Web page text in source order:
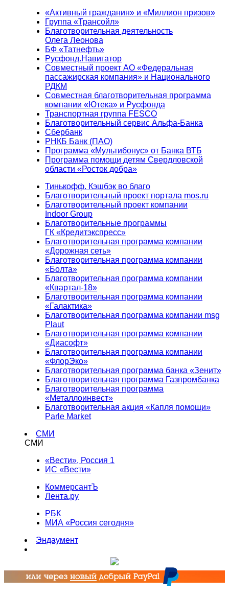
«Активный гражданин» и «Миллион призов»
Группа «Трансойл»
Благотворительная деятельность
Олега Леонова
БФ «Татнефть»
Русфонд.Навигатор
Совместный проект АО «Федеральная
пассажирская компания» и Национального
РДКМ
Совместная благотворительная программа
компании «Ютека» и Русфонда
Транспортная группа FESCO
Благотворительный сервис Альфа-Банка
Сбербанк
РНКБ Банк (ПАО)
Программа «Мультибонус» от Банка ВТБ
Программа помощи детям Свердловской
области «Росток добра»
Тинькофф. Кэшбэк во благо
Благотворительный проект портала mos.ru
Благотворительный проект компании
Indoor Group
Благотворительные программы
ГК «Кредитэкспресс»
Благотворительная программа компании
«Дорожная сеть»
Благотворительная программа компании
«Болта»
Благотворительная программа компании
«Квартал-18»
Благотворительная программа компании
«Галактика»
Благотворительная программа компании msg
Plaut
Благотворительная программа компании
«Диасофт»
Благотворительная программа компании
«ФлорЭко»
Благотворительная программа банка «Зенит»
Благотворительная программа Газпромбанка
Благотворительная программа
«Металлоинвест»
Благотворительная акция «Капля помощи»
Parle Market
СМИ
СМИ
«Вести», Россия 1
ИС «Вести»
КоммерсантЪ
Лента.ру
РБК
МИА «Россия сегодня»
Эндаумент